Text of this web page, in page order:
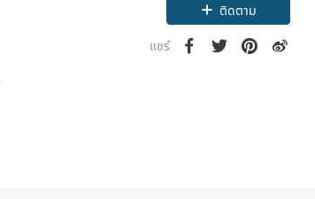
ติดตาม
แชร์